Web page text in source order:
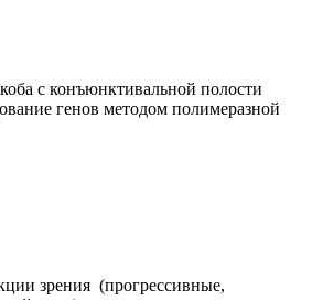
с конъюнктивальной полости
генов методом полимеразной
зрения (прогрессивные,